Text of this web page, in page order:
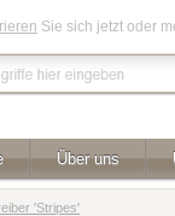
Sie sich jetzt oder
Über uns
'Stripes'